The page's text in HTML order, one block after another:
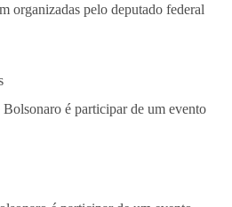
organizadas pelo deputado federal